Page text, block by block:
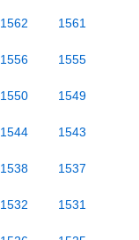
1562 1561
1556 1555
1550 1549
1544 1543
1538 1537
1532 1531